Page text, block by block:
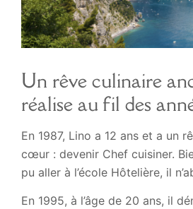
Un rêve culinaire
réalise au fil des
En 1987, Lino a 12 ans et a un
cœur : devenir Chef cuisiner.
pu aller à l’école Hôtelière, il
En 1995, à l’âge de 20 ans, il